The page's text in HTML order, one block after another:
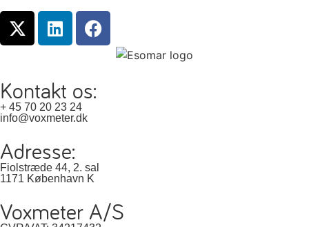
Kontakt os:
+ 45 70 20 23 24
info@voxmeter.dk
Adresse:
Fiolstræde 44, 2. sal
1171 København K
Voxmeter A/S